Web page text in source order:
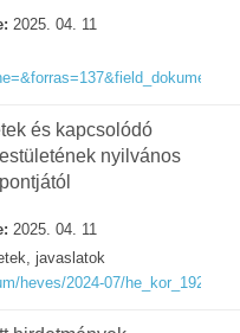
2025. 04. 11
és kapcsolódó
nyilvános
2025. 04. 11
javaslatok
heves/2024-07/